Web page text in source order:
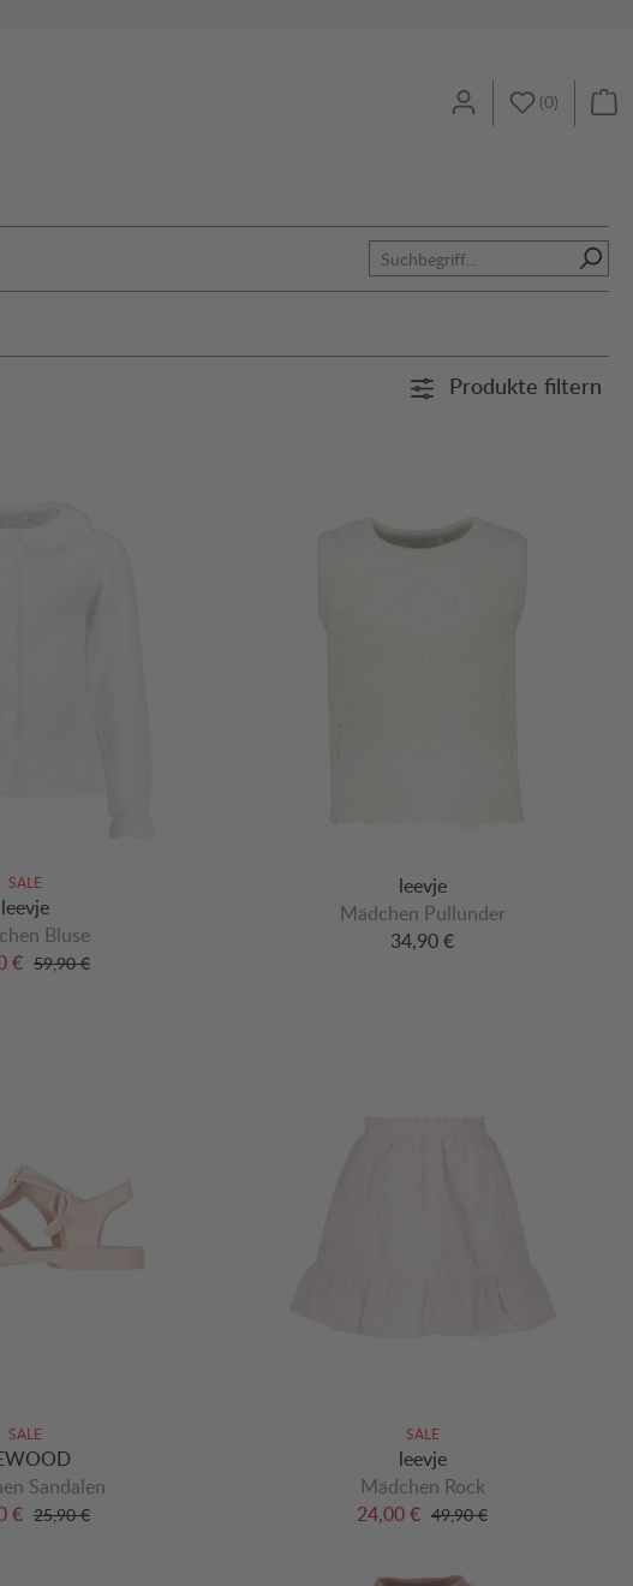
(0)
Produkte filtern
SALE
leevje
Bluse
€ 59,90 €
leevje
Mädchen Pullunder
34,90 €
SALE
Sandalen
€ 25,90 €
SALE
leevje
Mädchen Rock
24,00 € 49,90 €